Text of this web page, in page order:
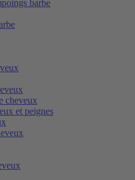
barbe
cheveux
et peignes